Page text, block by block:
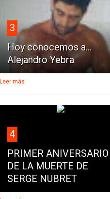
3
Hoy conocemos a...
Alejandro Yebra
Leer más
4
PRIMER ANIVERSARIO
DE LA MUERTE DE
SERGE NUBRET